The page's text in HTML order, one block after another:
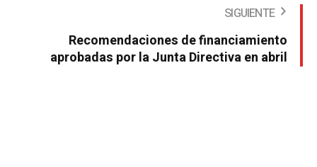
SIGUIENTE
Recomendaciones de financiamiento
aprobadas por la Junta Directiva en abril